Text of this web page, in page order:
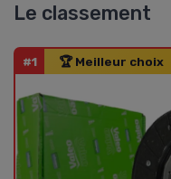
Le classement
#1 🏆 Meilleur choix